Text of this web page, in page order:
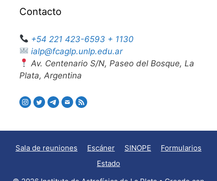
Contacto
+54 221 423-6593 + 1130
ialp@fcaglp.unlp.edu.ar
Av. Centenario S/N, Paseo del Bosque, La
Plata, Argentina
Sala de reuniones Escáner SINOPE
Formularios
Estado